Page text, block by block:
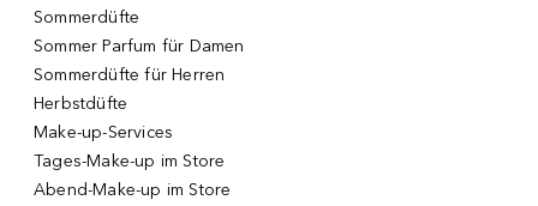
Sommerdüfte
Sommer Parfum für Damen
Sommerdüfte für Herren
Herbstdüfte
Make-up-Services
Tages-Make-up im Store
Abend-Make-up im Store